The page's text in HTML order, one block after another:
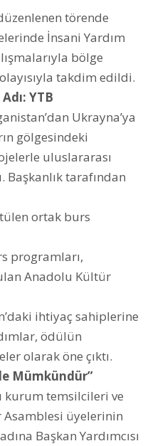
törende
İnsani Yardım
bölge
takdim edildi.
YTB
Ukrayna’ya
gölgesindeki
uluslararası
tarafından
ortak burs
programları,
Anadolu Kültür
ihtiyaç sahiplerine
ödülün
olarak öne çıktı.
Mümkündür”
kurum temsilcileri ve
Asamblesi üyelerinin
Başkan Yardımcısı